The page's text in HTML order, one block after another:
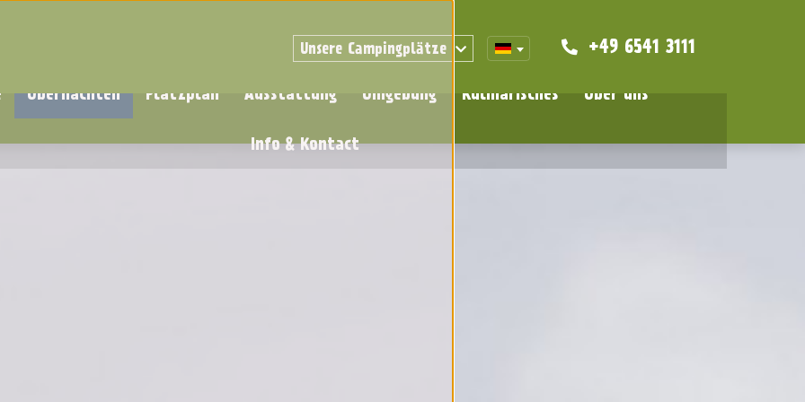
Unsere Campingplätze +49 6541 3111
Übernachten Platzplan Ausstattung Umgebung Kulinarisches Über uns
Info & Kontact